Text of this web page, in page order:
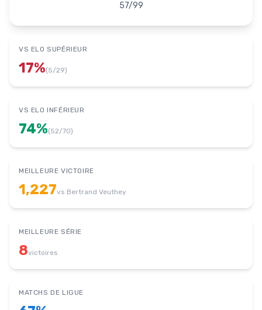
57/99
VS ELO SUPÉRIEUR
17%(5/29)
VS ELO INFÉRIEUR
74%(52/70)
MEILLEURE VICTOIRE
1,227vs Bertrand Veuthey
MEILLEURE SÉRIE
8victoires
MATCHS DE LIGUE